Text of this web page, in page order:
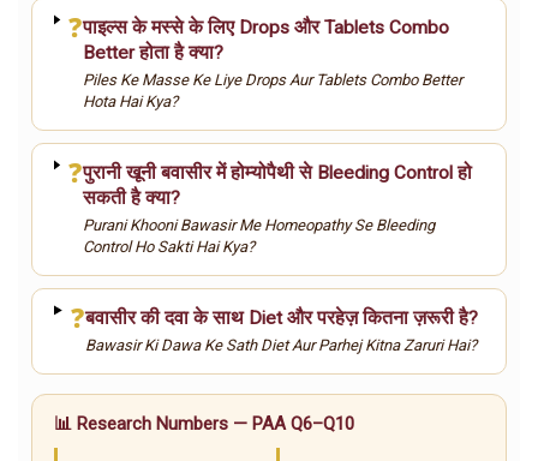
❓पाइल्स के मस्से के लिए Drops और Tablets Combo
Better होता है क्या?
Piles Ke Masse Ke Liye Drops Aur Tablets Combo Better
Hota Hai Kya?
❓पुरानी खूनी बवासीर में होम्योपैथी से Bleeding Control हो
सकती है क्या?
Purani Khooni Bawasir Me Homeopathy Se Bleeding
Control Ho Sakti Hai Kya?
❓बवासीर की दवा के साथ Diet और परहेज़ कितना ज़रूरी है?
Bawasir Ki Dawa Ke Sath Diet Aur Parhej Kitna Zaruri Hai?
📊 Research Numbers — PAA Q6–Q10